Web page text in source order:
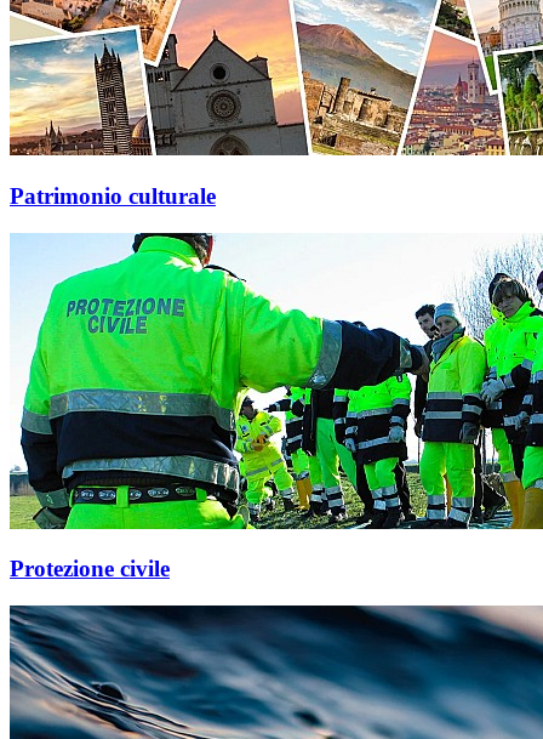
Patrimonio culturale
Protezione civile